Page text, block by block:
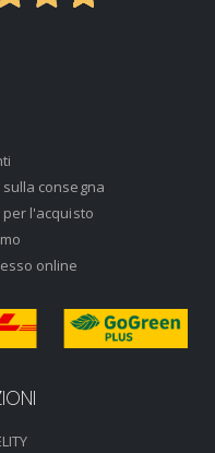
consegna
l'acquisto
online